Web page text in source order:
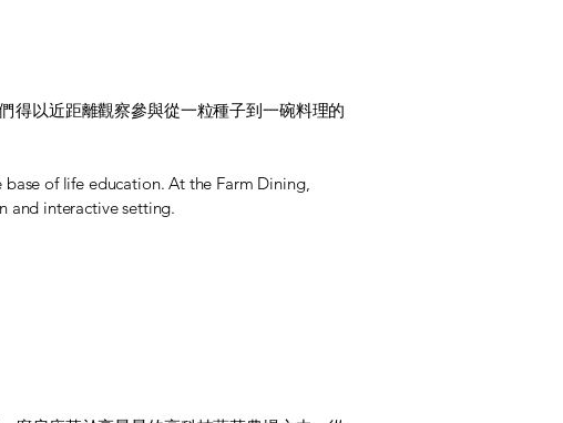
得以近距離觀察參與從一粒種子到一碗料理的
of life education. At the Farm Dining,
and interactive setting.